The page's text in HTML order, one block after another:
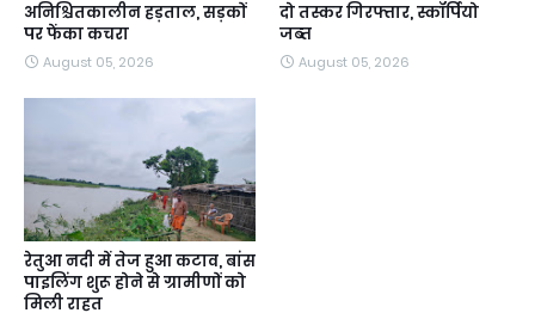
अनिश्चितकालीन हड़ताल, सड़कों
पर फेंका कचरा
August 05, 2026
दो तस्कर गिरफ्तार, स्कॉर्पियो
जब्त
August 05, 2026
रेतुआ नदी में तेज हुआ कटाव, बांस
पाइलिंग शुरू होने से ग्रामीणों को
मिली राहत